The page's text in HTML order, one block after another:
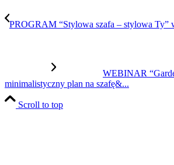
PROGRAM “Stylowa szafa – stylowa Ty”
WEBINAR
minimalistyczny plan na szafę&...
Scroll to top